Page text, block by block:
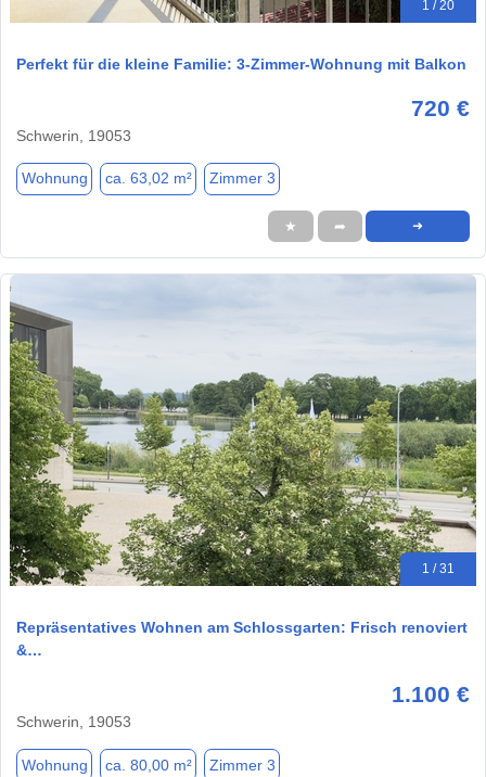
1 / 20
Perfekt für die kleine Familie: 3-Zimmer-Wohnung mit Balkon
720 €
Schwerin, 19053
Wohnung ca. 63,02 m² Zimmer 3
★ ➦ ➜
1 / 31
Repräsentatives Wohnen am Schlossgarten: Frisch renoviert
&…
1.100 €
Schwerin, 19053
Wohnung ca. 80,00 m² Zimmer 3